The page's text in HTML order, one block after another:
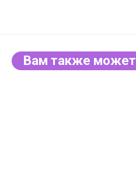
Вам также может